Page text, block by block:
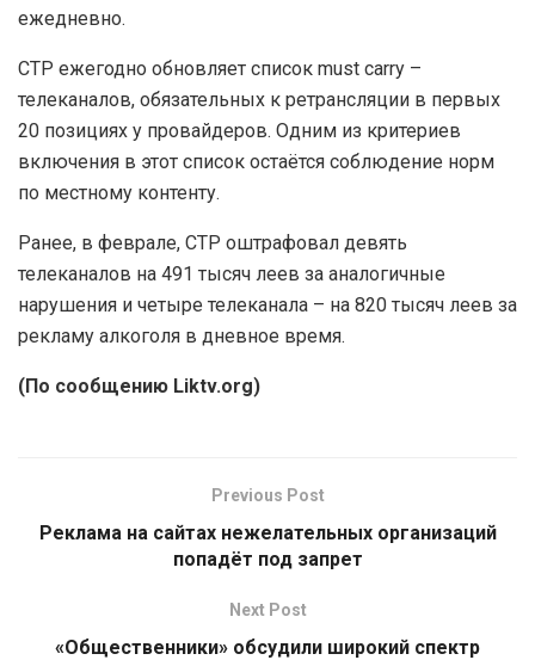
ежедневно.
СТР ежегодно обновляет список must carry –
телеканалов, обязательных к ретрансляции в первых
20 позициях у провайдеров. Одним из критериев
включения в этот список остаётся соблюдение норм
по местному контенту.
Ранее, в феврале, СТР оштрафовал девять
телеканалов на 491 тысяч леев за аналогичные
нарушения и четыре телеканала – на 820 тысяч леев за
рекламу алкоголя в дневное время.
(По сообщению Liktv.org)
Previous Post
Реклама на сайтах нежелательных организаций
попадёт под запрет
Next Post
«Общественники» обсудили широкий спектр